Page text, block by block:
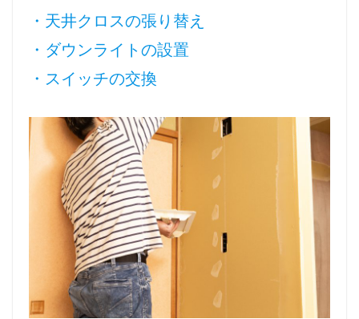
・天井クロスの張り替え
・ダウンライトの設置
・スイッチの交換